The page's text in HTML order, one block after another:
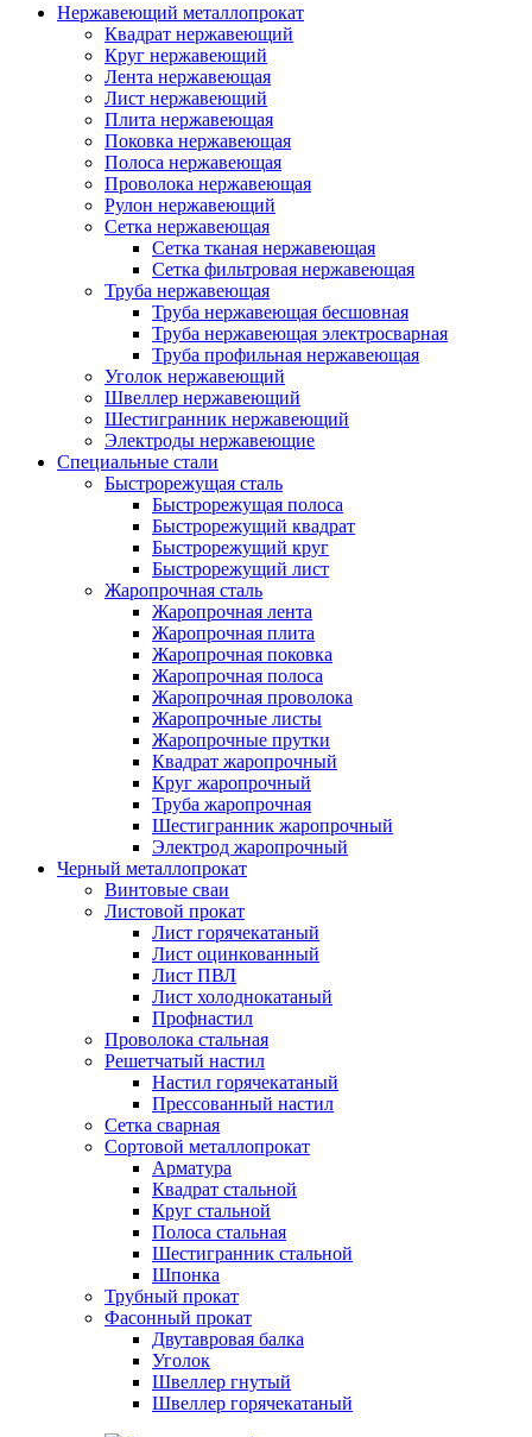
Нержавеющий металлопрокат
Квадрат нержавеющий
Круг нержавеющий
Лента нержавеющая
Лист нержавеющий
Плита нержавеющая
Поковка нержавеющая
Полоса нержавеющая
Проволока нержавеющая
Рулон нержавеющий
Сетка нержавеющая
Сетка тканая нержавеющая
Сетка фильтровая нержавеющая
Труба нержавеющая
Труба нержавеющая бесшовная
Труба нержавеющая электросварная
Труба профильная нержавеющая
Уголок нержавеющий
Швеллер нержавеющий
Шестигранник нержавеющий
Электроды нержавеющие
Специальные стали
Быстрорежущая сталь
Быстрорежущая полоса
Быстрорежущий квадрат
Быстрорежущий круг
Быстрорежущий лист
Жаропрочная сталь
Жаропрочная лента
Жаропрочная плита
Жаропрочная поковка
Жаропрочная полоса
Жаропрочная проволока
Жаропрочные листы
Жаропрочные прутки
Квадрат жаропрочный
Круг жаропрочный
Труба жаропрочная
Шестигранник жаропрочный
Электрод жаропрочный
Черный металлопрокат
Винтовые сваи
Листовой прокат
Лист горячекатаный
Лист оцинкованный
Лист ПВЛ
Лист холоднокатаный
Профнастил
Проволока стальная
Решетчатый настил
Настил горячекатаный
Прессованный настил
Сетка сварная
Сортовой металлопрокат
Арматура
Квадрат стальной
Круг стальной
Полоса стальная
Шестигранник стальной
Шпонка
Трубный прокат
Фасонный прокат
Двутавровая балка
Уголок
Швеллер гнутый
Швеллер горячекатаный